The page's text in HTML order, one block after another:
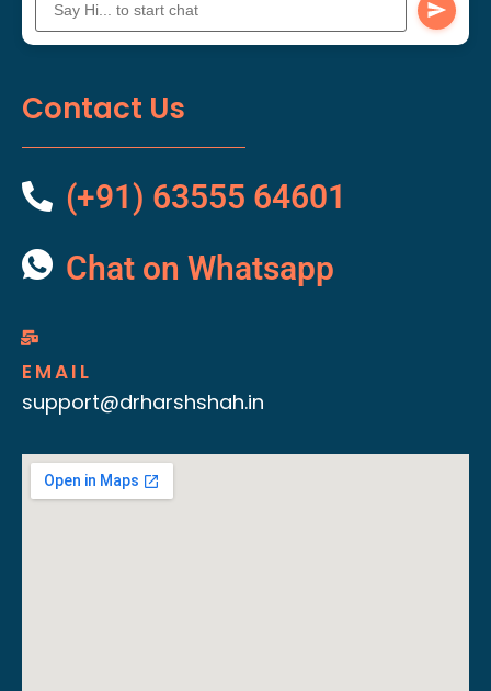
Contact Us
(+91) 63555 64601
Chat on Whatsapp
EMAIL
support@drharshshah.in